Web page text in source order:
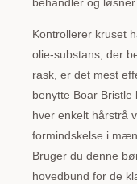
Kontrollerer kruset
olie-substans, der
rask, er det mest
benytte Boar
hver enkelt hårstrå
formindskelse i
Bruger du denne
hovedbund for de